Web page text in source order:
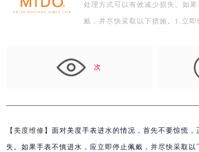
处理方式可以有效减少损失。如
戴，并尽快采取以下措施。1.立即
次
【美度维修】面对美度手表进水的情况，首先不要惊慌
失。如果手表不慎进水，应立即停止佩戴，并尽快采取以